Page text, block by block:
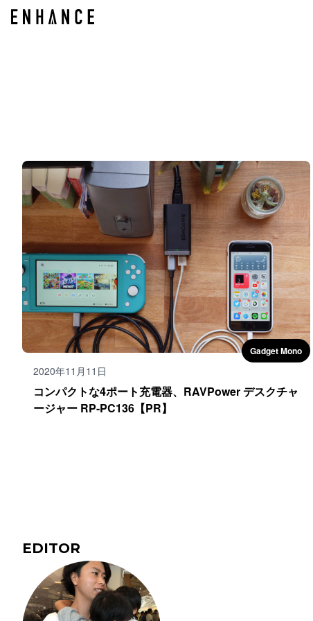
2020年11月11日
コンパクトな4ポート充電器、RAVPower デスクチャ
ージャー RP-PC136【PR】
Gadget Mono
EDITOR